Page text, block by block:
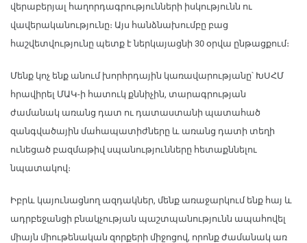
վերաբերյալ հաղորդագրությունների իսկությունն ու
վավերականությունը։ Այս հանձնախումբը բաց
հաշվետվությունը պետք է ներկայացնի 30 օրվա ընթացքում։
Մենք կոչ ենք անում խորհրդային կառավարությանը՝ ԽՍՀՄ
հրավիրել ՄԱԿ-ի հատուկ քննիչին, տարագրության
ժամանակ առանց դատ ու դատաստանի պատահած
զանգվածային մահապատիժները և առանց դատի տեղի
ունեցած բազմաթիվ սպանությունները հետաքննելու
նպատակով։
Իբրև կայունացնող ազդակներ, մենք առաջարկում ենք հայ և
ադրբեջանցի բնակչության պաշտպանությունն ապահովել
միայն միութենական զորքերի միջոցով, որոնք ժամանակ առ